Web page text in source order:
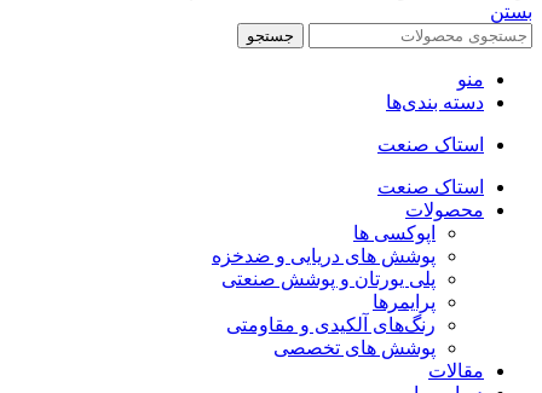
بستن
جستجو
منو
دسته بندی‌ها
استاک صنعت
استاک صنعت
محصولات
اپوکسی ها
پوشش های دریایی و ضدخزه
پلی یورتان و پوشش صنعتی
پرایمرها
رنگ‌های آلکیدی و مقاومتی
پوشش های تخصصی
مقالات